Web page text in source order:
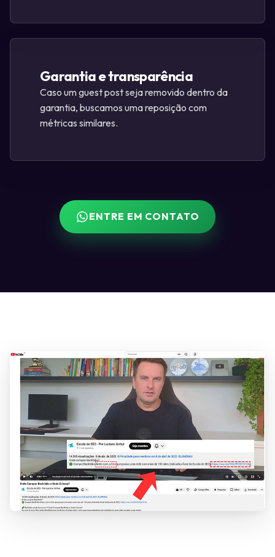
Garantia e transparência
Caso um guest post seja removido dentro da
garantia, buscamos uma reposição com
métricas similares.
ENTRE EM CONTATO